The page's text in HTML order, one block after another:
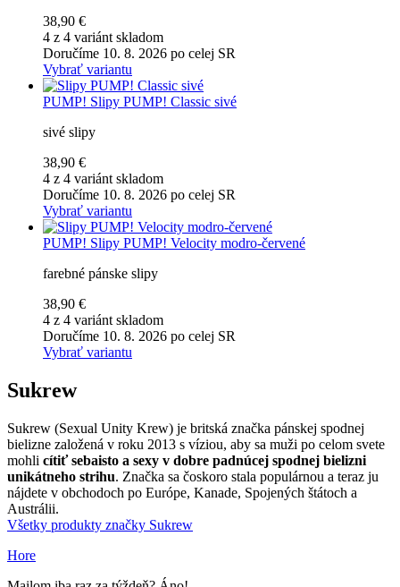
38,90 €
4 z 4 variánt skladom
Doručíme 10. 8. 2026 po celej SR
Vybrať variantu
PUMP! Slipy PUMP! Classic sivé
sivé slipy
38,90 €
4 z 4 variánt skladom
Doručíme 10. 8. 2026 po celej SR
Vybrať variantu
PUMP! Slipy PUMP! Velocity modro-červené
farebné pánske slipy
38,90 €
4 z 4 variánt skladom
Doručíme 10. 8. 2026 po celej SR
Vybrať variantu
Sukrew
Sukrew (Sexual Unity Krew) je britská značka pánskej spodnej
bielizne založená v roku 2013 s víziou, aby sa muži po celom svete
mohli cítiť sebaisto a sexy v dobre padnúcej spodnej bielizni
unikátneho strihu. Značka sa čoskoro stala populárnou a teraz ju
nájdete v obchodoch po Európe, Kanade, Spojených štátoch a
Austrálii.
Všetky produkty značky Sukrew
Hore